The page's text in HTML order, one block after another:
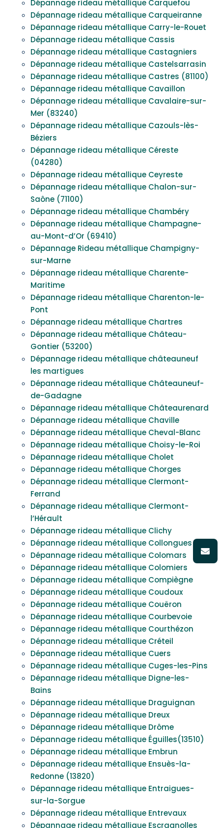
Dépannage rideau métallique Carquefou
Dépannage rideau métallique Carqueiranne
Dépannage rideau métallique Carry-le-Rouet
Dépannage rideau métallique Cassis
Dépannage rideau métallique Castagniers
Dépannage rideau métallique Castelsarrasin
Dépannage rideau métallique Castres (81100)
Dépannage rideau métallique Cavaillon
Dépannage rideau métallique Cavalaire-sur-
Mer (83240)
Dépannage rideau métallique Cazouls-lès-
Béziers
Dépannage rideau métallique Céreste
(04280)
Dépannage rideau métallique Ceyreste
Dépannage rideau métallique Chalon-sur-
Saône (71100)
Dépannage rideau métallique Chambéry
Dépannage rideau métallique Champagne-
au-Mont-d’Or (69410)
Dépannage Rideau métallique Champigny-
sur-Marne
Dépannage rideau métallique Charente-
Maritime
Dépannage rideau métallique Charenton-le-
Pont
Dépannage rideau métallique Chartres
Dépannage rideau métallique Château-
Gontier (53200)
Dépannage rideau métallique châteauneuf
les martigues
Dépannage rideau métallique Châteauneuf-
de-Gadagne
Dépannage rideau métallique Châteaurenard
Dépannage rideau métallique Chaville
Dépannage rideau métallique Cheval-Blanc
Dépannage rideau métallique Choisy-le-Roi
Dépannage rideau métallique Cholet
Dépannage rideau métallique Chorges
Dépannage rideau métallique Clermont-
Ferrand
Dépannage rideau métallique Clermont-
l’Hérault
Dépannage rideau métallique Clichy
Dépannage rideau métallique Collongues
Dépannage rideau métallique Colomars
Dépannage rideau métallique Colomiers
Dépannage rideau métallique Compiègne
Dépannage rideau métallique Coudoux
Dépannage rideau métallique Couëron
Dépannage rideau métallique Courbevoie
Dépannage rideau métallique Courthézon
Dépannage rideau métallique Créteil
Dépannage rideau métallique Cuers
Dépannage rideau métallique Cuges-les-Pins
Dépannage rideau métallique Digne-les-
Bains
Dépannage rideau métallique Draguignan
Dépannage rideau métallique Dreux
Dépannage rideau métallique Drôme
Dépannage rideau métallique Éguilles(13510)
Dépannage rideau métallique Embrun
Dépannage rideau métallique Ensuès-la-
Redonne (13820)
Dépannage rideau métallique Entraigues-
sur-la-Sorgue
Dépannage rideau métallique Entrevaux
Dépannage rideau métallique Escragnolles